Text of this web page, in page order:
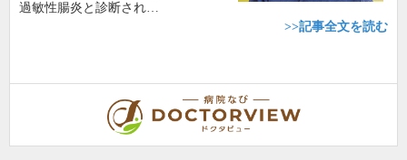
過敏性腸炎と診断され…
>>記事全文を読む